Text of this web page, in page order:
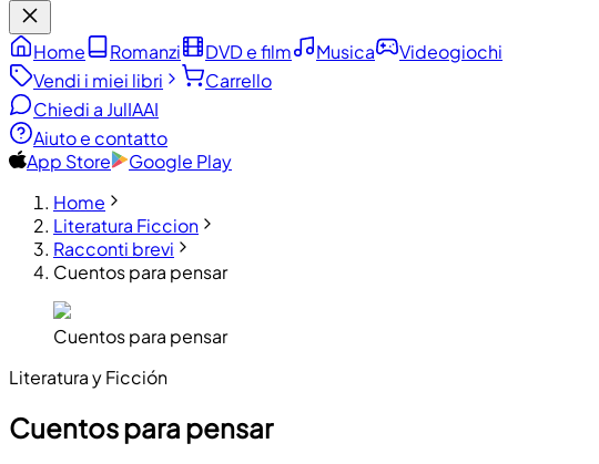
Home Romanzi DVD e film Musica
Videogiochi
Vendi i miei libri
Carrello
Chiedi a JulIAAI
Aiuto e contatto
App Store
Google Play
Home
Literatura Ficcion
Racconti brevi
Cuentos para pensar
Cuentos para pensar
Literatura y Ficción
Cuentos para pensar